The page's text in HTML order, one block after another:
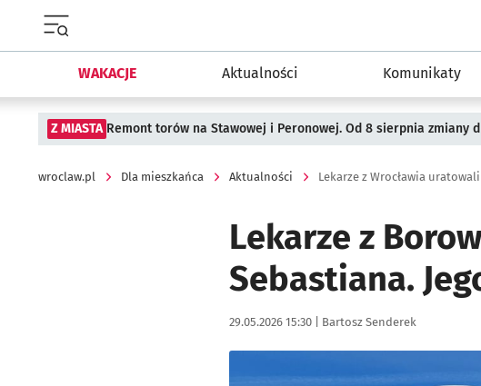
WAKACJE Aktualności Komunikaty
Z MIASTA Remont torów na Stawowej i Peronowej. Od 8 sierpnia zmiany
wroclaw.pl Dla mieszkańca Aktualności Lekarze z Wrocławia
Lekarze z
Sebastiana.
Data publikacji:
29.05.2026 15:30 | Autor:
Bartosz Senderek